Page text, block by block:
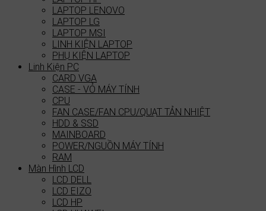
LAPTOP LENOVO
LAPTOP LG
LAPTOP MSI
LINH KIỆN LAPTOP
PHỤ KIỆN LAPTOP
Linh Kiện PC
CARD VGA
CASE - VỎ MÁY TÍNH
CPU
FAN CASE/FAN CPU/QUẠT TẢN NHIỆT
HDD & SSD
MAINBOARD
POWER/NGUỒN MÁY TÍNH
RAM
Màn Hình LCD
LCD DELL
LCD EIZO
LCD HP